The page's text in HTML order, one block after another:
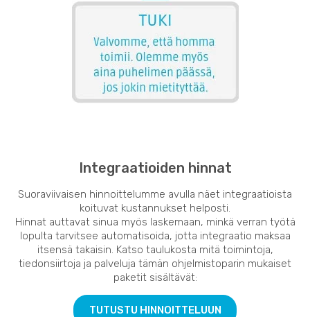
Integraatioiden hinnat
Suoraviivaisen hinnoittelumme avulla näet integraatioista
koituvat kustannukset helposti.
Hinnat auttavat sinua myös laskemaan, minkä verran työtä
lopulta tarvitsee automatisoida, jotta integraatio maksaa
itsensä takaisin. Katso taulukosta mitä toimintoja,
tiedonsiirtoja ja palveluja tämän ohjelmistoparin mukaiset
paketit sisältävät:
TUTUSTU HINNOITTELUUN